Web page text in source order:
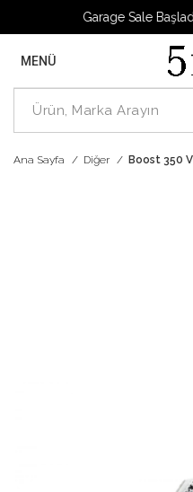
Garage Sale Başladı!
MENÜ
Ana Sayfa Diğer Boost 350